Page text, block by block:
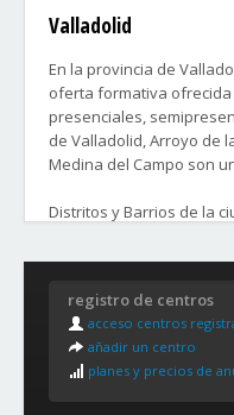
Valladolid
En la provincia de
oferta formativa
presenciales,
de Valladolid, Arroyo de
Medina del Campo son
Distritos y Barrios de la
1. Centro
guardia civil
3. Caño Argales
4. Delicias, Campo
5. Centro (Plaza
registro de centros
acceso centros
añadir un centro
planes y precios de